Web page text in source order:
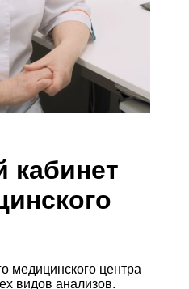
кабинет
медицинского центра
видов анализов.